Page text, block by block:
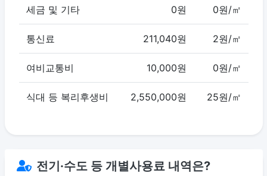
세금 및 기타 0원 0원/㎡
통신료 211,040원 2원/㎡
여비교통비 10,000원 0원/㎡
식대 등 복리후생비 2,550,000원 25원/㎡
전기·수도 등 개별사용료 내역은?